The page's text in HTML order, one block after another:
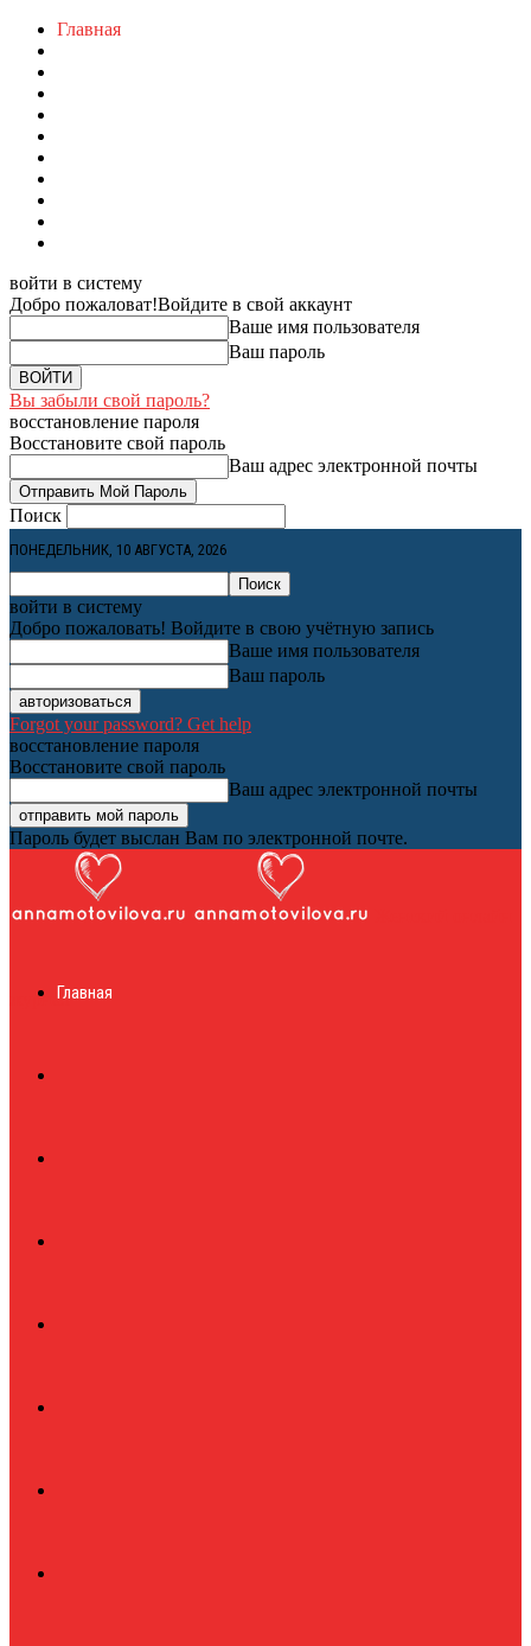
Главная
войти в систему
Добро пожаловат!Войдите в свой аккаунт
Ваше имя пользователя
Ваш пароль
Вы забыли свой пароль?
восстановление пароля
Восстановите свой пароль
Ваш адрес электронной почты
Поиск
ПОНЕДЕЛЬНИК, 10 АВГУСТА, 2026
войти в систему
Добро пожаловать! Войдите в свою учётную запись
Ваше имя пользователя
Ваш пароль
Forgot your password? Get help
восстановление пароля
Восстановите свой пароль
Ваш адрес электронной почты
Пароль будет выслан Вам по электронной почте.
журналГлавная